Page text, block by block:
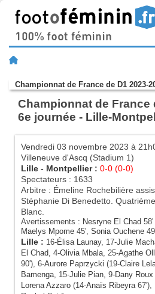
Championnat de France de D1 2023-
Championnat de France
6e journée - Lille-
Vendredi 03 novembre 2023 à
Villeneuve d'Ascq (Stadium 1)
Lille - Montpellier: 0-0 (0-0)
Spectateurs : 1633
Arbitre : Émeline Rochebilière
Stéphanie Di Benedetto.
Blanc.
Avertissements : Nesryne El Chad 58'
Maelys Mpome 45', Sonia Ouchene
Lille : 16-Élisa Launay, 17-Julie
El Chad, 4-Olivia Mbala, 25-Agathe
90'), 6-Aurore Paprzycki (19-Claire
Bamenga, 15-Julie Pian, 9-Dany Roux
Lorena Azzaro (14-Anaïs Ribeyra67'),